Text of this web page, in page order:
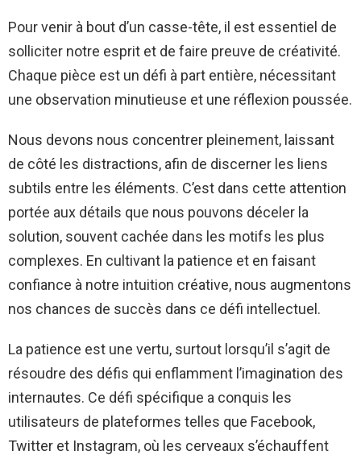
Pour venir à bout d’un casse-tête, il est essentiel de
solliciter notre esprit et de faire preuve de créativité.
Chaque pièce est un défi à part entière, nécessitant
une observation minutieuse et une réflexion poussée.
Nous devons nous concentrer pleinement, laissant
de côté les distractions, afin de discerner les liens
subtils entre les éléments. C’est dans cette attention
portée aux détails que nous pouvons déceler la
solution, souvent cachée dans les motifs les plus
complexes. En cultivant la patience et en faisant
confiance à notre intuition créative, nous augmentons
nos chances de succès dans ce défi intellectuel.
La patience est une vertu, surtout lorsqu’il s’agit de
résoudre des défis qui enflamment l’imagination des
internautes. Ce défi spécifique a conquis les
utilisateurs de plateformes telles que Facebook,
Twitter et Instagram, où les cerveaux s’échauffent